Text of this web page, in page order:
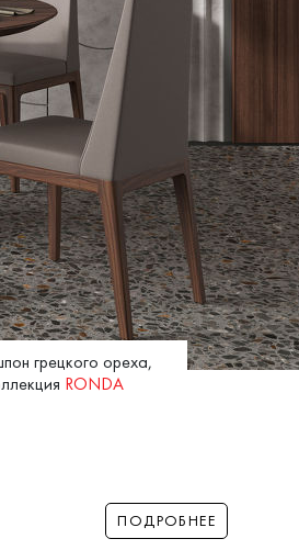
грецкого ореха,
RONDA
ПОДРОБНЕЕ